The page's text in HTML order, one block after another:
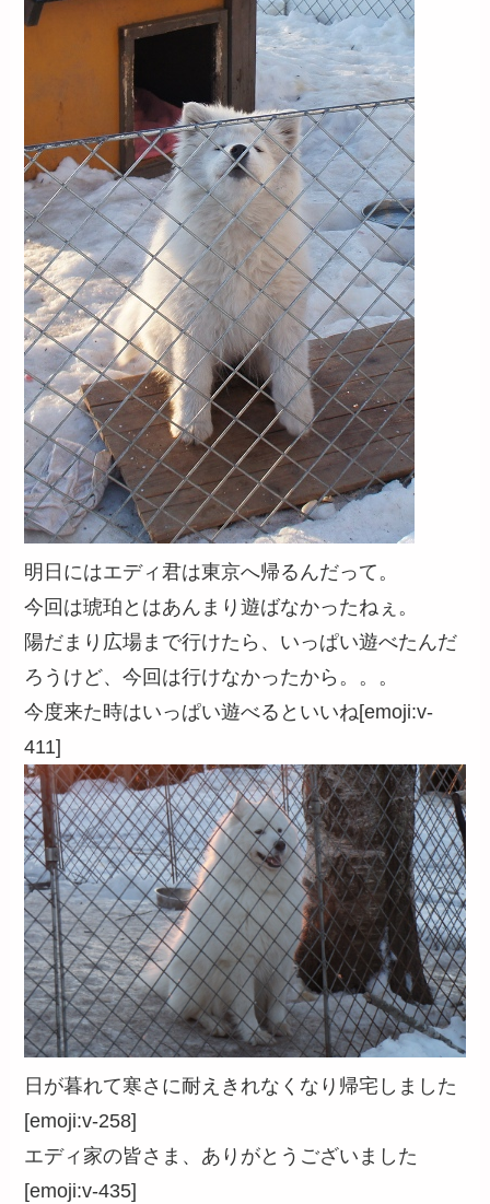
明日にはエディ君は東京へ帰るんだって。
今回は琥珀とはあんまり遊ばなかったねぇ。
陽だまり広場まで行けたら、いっぱい遊べたんだ
ろうけど、今回は行けなかったから。。。
今度来た時はいっぱい遊べるといいね[emoji:v-
411]
日が暮れて寒さに耐えきれなくなり帰宅しました
[emoji:v-258]
エディ家の皆さま、ありがとうございました
[emoji:v-435]